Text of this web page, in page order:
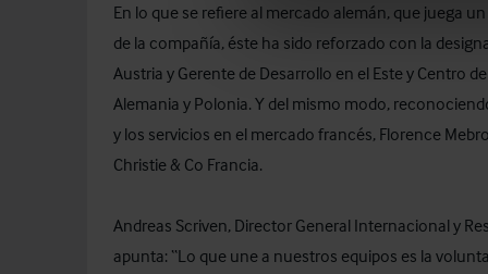
En lo que se refiere al mercado alemán, que juega
de la compañía, éste ha sido reforzado con la
Austria y Gerente de Desarrollo en el Este y Centro
Alemania y Polonia. Y del mismo modo,
y los servicios en el mercado francés, Florence
Christie & Co Francia.
Andreas Scriven, Director General Internacional y
apunta: “Lo que une a nuestros equipos es la